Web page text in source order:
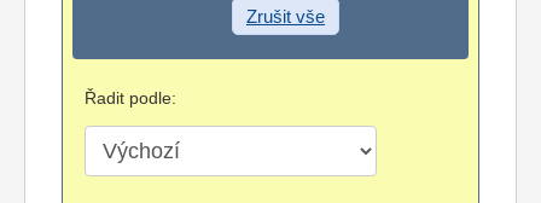
Zrušit vše
Řadit podle: